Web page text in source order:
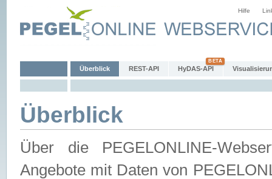
Hilfe
Überblick REST-API HyDAS-API
Überblick
Über die PEGELONLINE-
Angebote mit Daten von